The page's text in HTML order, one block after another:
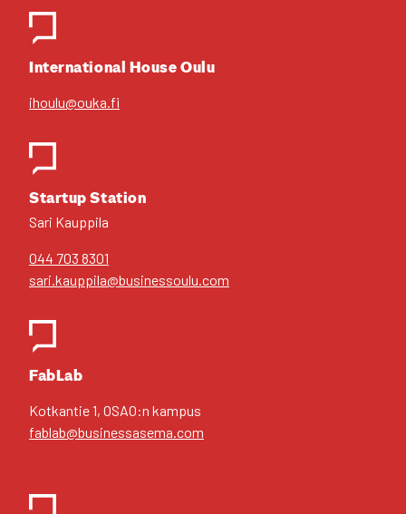
Inter­na­tio­nal House Oulu
ihoulu@ouka.fi
Star­tup Sta­tion
Sari Kaup­pi­la
044 703 8301
sari.kauppila@businessoulu.com
FabLab
Kot­kan­tie 1, OSAO:n kam­pus
fablab@businessasema.com